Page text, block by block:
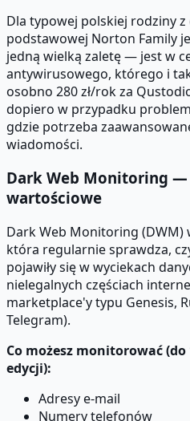
Dla typowej polskiej rodziny
podstawowej Norton Family
jedną wielką zaletę — jest w
antywirusowego, którego i
osobno 280 zł/rok za
dopiero w przypadku
gdzie potrzeba
wiadomości.
Dark Web Monitoring —
wartościowe
Dark Web Monitoring (DWM)
która regularnie sprawdza,
pojawiły się w wyciekach
nielegalnych częściach
marketplace'y typu Genesis,
Telegram).
Co możesz monitorować (do
edycji):
Adresy e-mail
Numery telefonów